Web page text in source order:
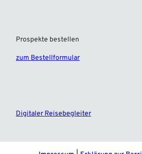
Prospekte bestellen
zum Bestellformular
e
b
a
m
Digitaler Reisebegleiter